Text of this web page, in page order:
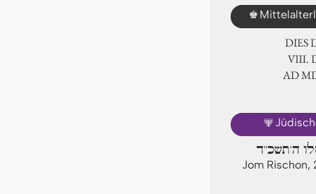
♚
DIES
Ⅷ.
AD
🕎
ה'תשכ"ד
Jom Rischon,